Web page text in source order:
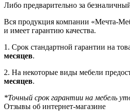
Либо предварительно за
Вся продукция компании «Мечта-
и имеет гарантию качества.
1. Срок стандартной гарантии на
месяцев.
2. На некоторые виды мебели
месяцев.
*Точный срок гарантии на мебель
Отзывы об интернет-магазине